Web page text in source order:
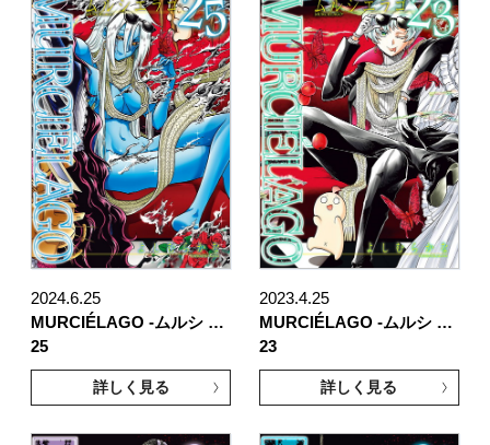
2024.6.25
MURCIÉLAGO -ムルシ …
25
詳しく見る
2023.4.25
MURCIÉLAGO -ムルシ …
23
詳しく見る